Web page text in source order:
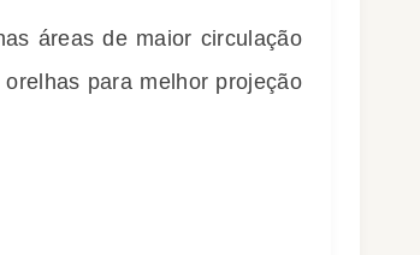
áreas de maior circulação
para melhor projeção